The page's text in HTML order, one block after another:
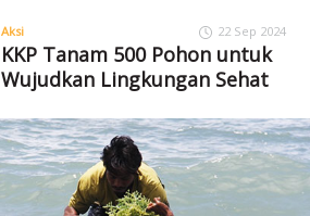
Aksi 22 Sep 2024
KKP Tanam 500 Pohon untuk
Wujudkan Lingkungan Sehat